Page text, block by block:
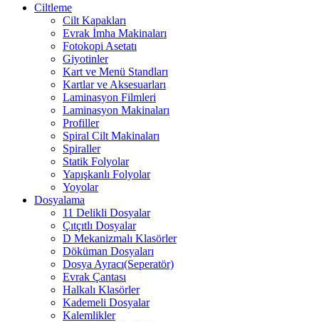
Ciltleme
Cilt Kapakları
Evrak İmha Makinaları
Fotokopi Asetatı
Giyotinler
Kart ve Menü Standları
Kartlar ve Aksesuarları
Laminasyon Filmleri
Laminasyon Makinaları
Profiller
Spiral Cilt Makinaları
Spiraller
Statik Folyolar
Yapışkanlı Folyolar
Yoyolar
Dosyalama
11 Delikli Dosyalar
Çıtçıtlı Dosyalar
D Mekanizmalı Klasörler
Döküman Dosyaları
Dosya Ayracı(Seperatör)
Evrak Çantası
Halkalı Klasörler
Kademeli Dosyalar
Kalemlikler